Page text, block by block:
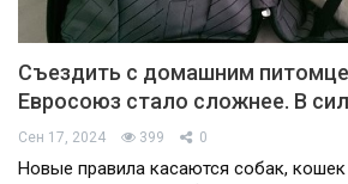
Съездить с домашним
Евросоюз стало сложнее. В
Сен 17, 2024 399 0
Новые правила касаются собак,